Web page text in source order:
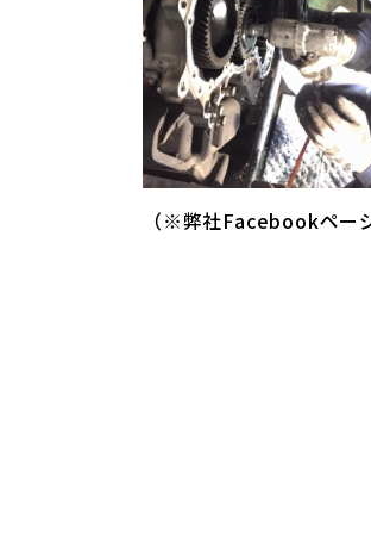
（※弊社Facebookペー